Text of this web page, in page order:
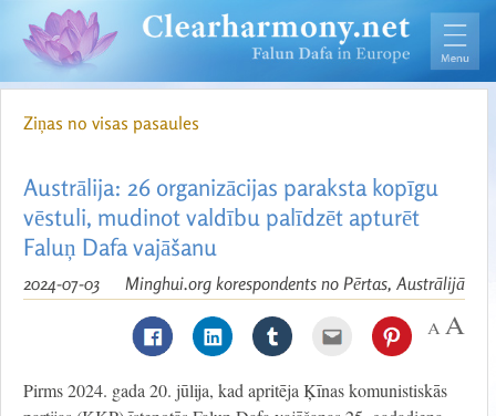
Ziņas no visas pasaules
Austrālija: 26 organizācijas paraksta kopīgu
vēstuli, mudinot valdību palīdzēt apturēt
Faluņ Dafa vajāšanu
Minghui.org korespondents no Pērtas, Austrālijā
2024-07-03
Pirms 2024. gada 20. jūlija, kad apritēja Ķīnas komunistiskās